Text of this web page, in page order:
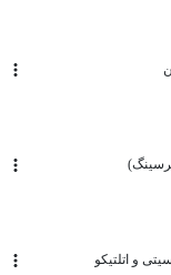
و اتلتیکو